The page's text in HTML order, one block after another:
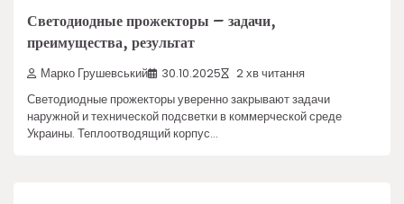
Светодиодные прожекторы – задачи,
преимущества, результат
Марко Грушевський 30.10.2025 2 хв читання
Светодиодные прожекторы уверенно закрывают задачи
наружной и технической подсветки в коммерческой среде
Украины. Теплоотводящий корпус…